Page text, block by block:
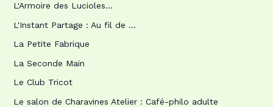
L'Armoire des Lucioles…
L'Instant Partage : Au fil de …
La Petite Fabrique
La Seconde Main
Le Club Tricot
Le salon de Charavines Atelier : Café-philo adulte